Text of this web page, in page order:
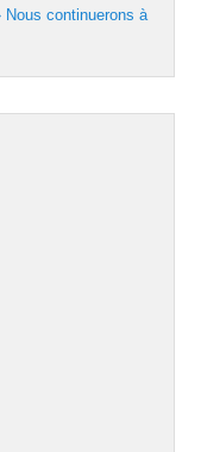
continuerons à